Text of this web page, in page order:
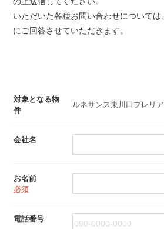
いただいた各種お問い合わせについて
にご回答させていただきます。
対象となる物
件
ルネサンス東川口プレリ
会社名
お名前
必須
電話番号